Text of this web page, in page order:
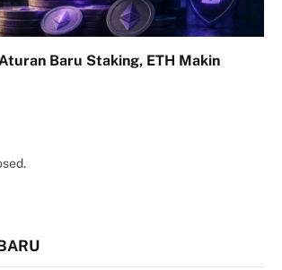
Baru Staking, ETH Makin